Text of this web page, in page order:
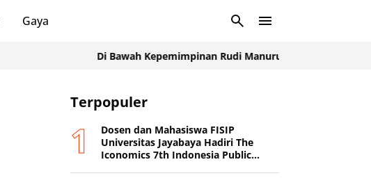
Gaya
Di Bawah Kepemimpinan Rudi Manurung, Manroe FC Tampil
Terpopuler
Dosen dan Mahasiswa FISIP
Universitas Jayabaya Hadiri The
Iconomics 7th Indonesia Public